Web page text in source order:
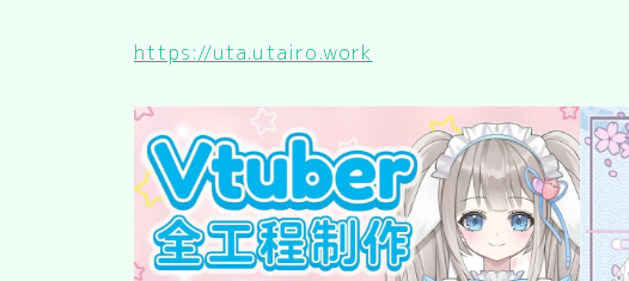
https://uta.utairo.work